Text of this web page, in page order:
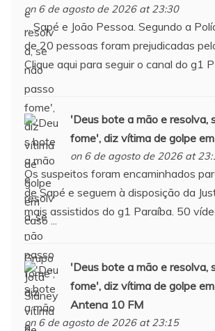
on 6 de agosto de 2026 at 23:30
... Sapé e João Pessoa. Segundo a
de 20 pessoas foram prejudicadas
Clique aqui para seguir o canal do g1
'Deus bote a mão e resolva,
fome', diz vítima de golpe em
on 6 de agosto de 2026 at
Os suspeitos foram encaminhados
de Sapé e seguem à disposição da
mais assistidos do g1 Paraíba. 50
'Deus bote a mão e resolva,
fome', diz vítima de golpe
Antena 10 FM
on 6 de agosto de 2026 at 23:15